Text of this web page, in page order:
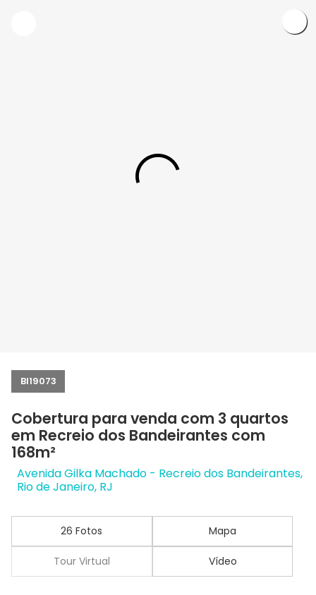
BI19073
Cobertura para venda com 3 quartos
em Recreio dos Bandeirantes com
168m²
Avenida Gilka Machado - Recreio dos Bandeirantes,
Rio de Janeiro, RJ
26 Fotos Mapa
Tour Virtual Vídeo